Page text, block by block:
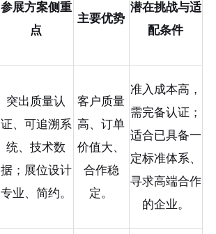
参展方案侧重
点
主要优势
潜在挑战与适
配条件
突出质量认
证、可追溯系
统、技术数
据；展位设计
专业、简约。
客户质量
高、订单
价值大、
合作稳
定。
准入成本高，
需完备认证；
适合已具备一
定标准体系、
寻求高端合作
的企业。